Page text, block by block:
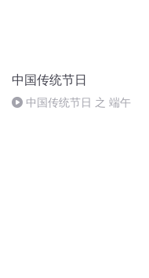
中国传统节日
中国传统节日 之 端午